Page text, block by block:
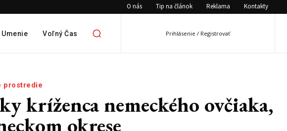
O nás Tip na článok Reklama Kontakty
Umenie Voľný Čas Prihlásenie / Registrovať
prostredie
kríženca nemeckého ovčiaka,
okrese